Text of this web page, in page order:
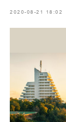
2020-08-21 18:02